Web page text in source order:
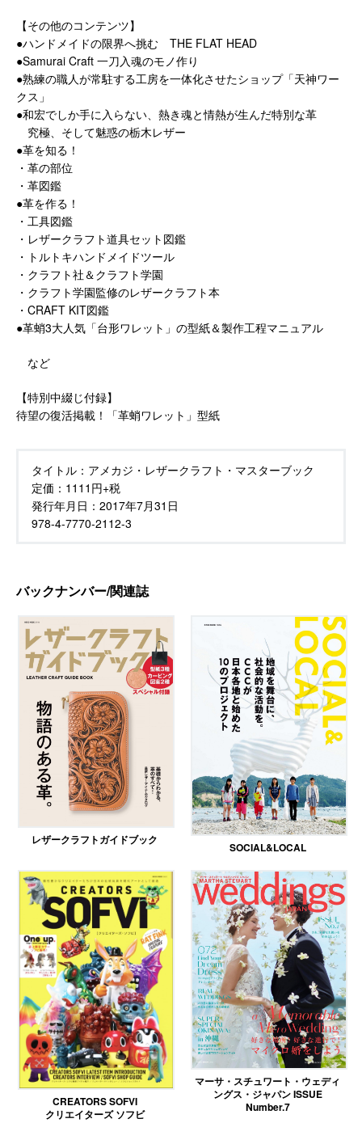
【その他のコンテンツ】
●ハンドメイドの限界へ挑む THE FLAT HEAD
●Samurai Craft 一刀入魂のモノ作り
●熟練の職人が常駐する工房を一体化させたショップ「天神ワー
クス」
●和宏でしか手に入らない、熱き魂と情熱が生んだ特別な革
究極、そして魅惑の栃木レザー
●革を知る！
・革の部位
・革図鑑
●革を作る！
・工具図鑑
・レザークラフト道具セット図鑑
・トルトキハンドメイドツール
・クラフト社＆クラフト学園
・クラフト学園監修のレザークラフト本
・CRAFT KIT図鑑
●革蛸3大人気「台形ワレット」の型紙＆製作工程マニュアル
など
【特別中綴じ付録】
待望の復活掲載！「革蛸ワレット」型紙
タイトル： アメカジ・レザークラフト・マスターブック
定価： 1111円+税
発行年月日： 2017年7月31日
978-4-7770-2112-3
バックナンバー/関連誌
レザークラフトガイドブック
SOCIAL&LOCAL
CREATORS SOFVI
クリエイターズ ソフビ
マーサ・スチュワート・ウェディ
ングス・ジャパン ISSUE
Number.7